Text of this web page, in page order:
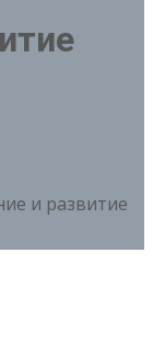
и развитие